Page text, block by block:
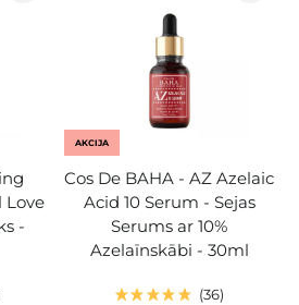
Love
-
AKCIJA
Cos De BAHA - AZ Azelaic
Acid 10 Serum - Sejas
Serums ar 10%
Azelaīnskābi - 30ml
36